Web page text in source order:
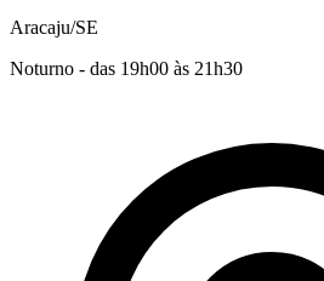
Aracaju/SE
Noturno - das 19h00 às 21h30